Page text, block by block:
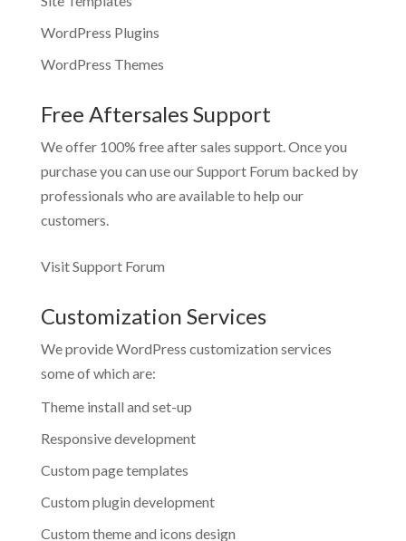
WordPress Plugins
WordPress Themes
Free Aftersales Support
We offer 100% free after sales support. Once you
purchase you can use ourSupport Forum backed by
professionals who are available to help our
customers.
Visit Support Forum
Customization Services
We provide WordPress customization services
some of which are:
Theme install and set-up
Responsive development
Custom page templates
Custom plugin development
Custom theme and icons design